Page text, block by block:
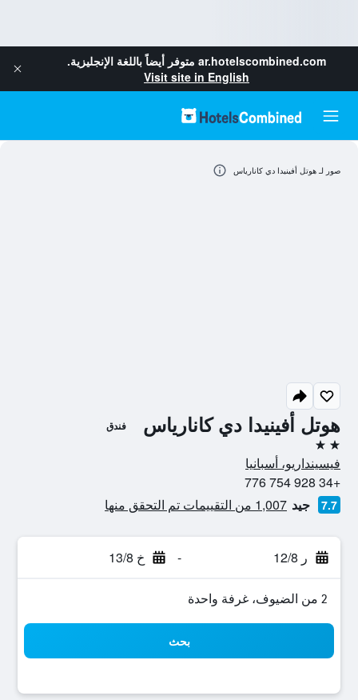
ar.hotelscombined.com متوفر أيضاً باللغة الإنجليزية.
Visit site in English
هوتل أفينيدا دي كانارياس فندق
2 نجمتين
فيسينداريو، أسبانيا
+34 928 754 776
7.7 جيد 1,007 من التقييمات تم التحقق منها
ر 12/8 - خ 13/8
2 من الضيوف، غرفة واحدة
بحث
صور لـ هوتل أفينيدا دي كانارياس